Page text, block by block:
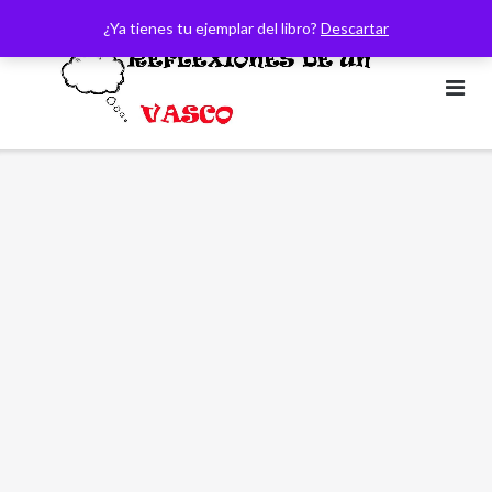
¿Ya tienes tu ejemplar del libro? Descartar
contenido